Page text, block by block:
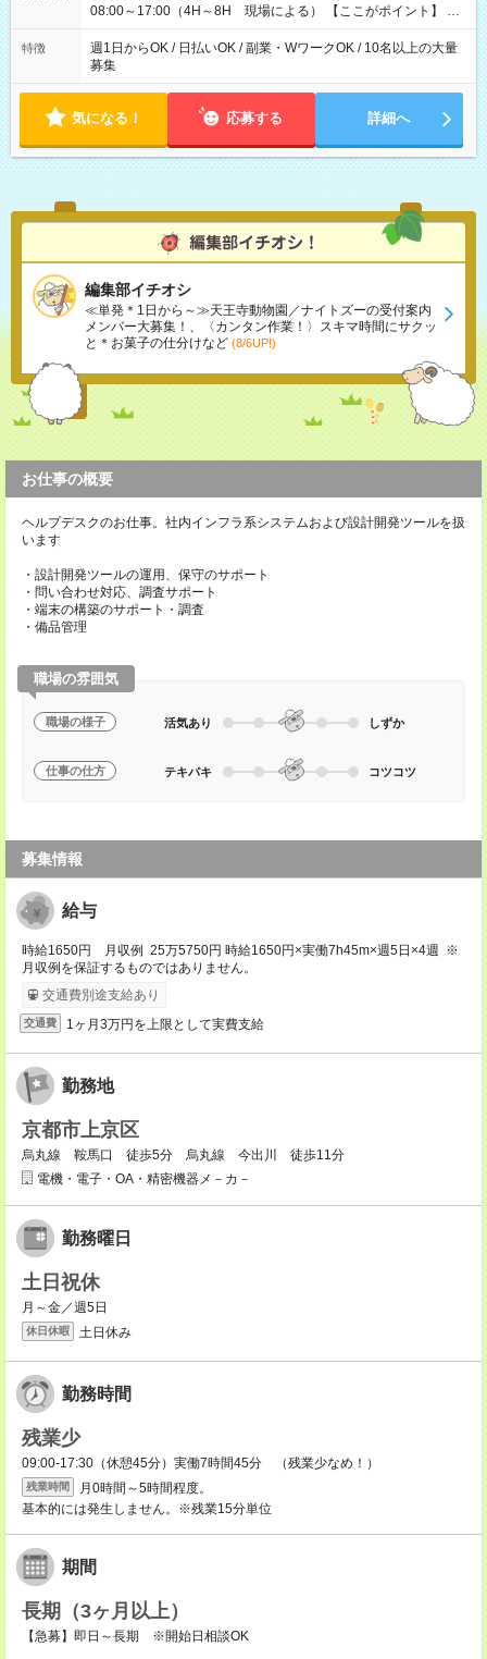
日でレギュラー勤務(勤続1年) 1現場/7.200×2現場＝日給14.400
る」などをして月に40万以上を稼ぐ人も☆ ◆支払い方法：日払
い・週払い・月3回払いが選択可能 【試用期間】試用期間なし
08:00～17:00（4H～8H 現場による） 【ここがポイント】 ◆
給与の日給保障あり！ 「4時間の現場」が「1時間」で終わった
時も給料変わらず！ 「4時間の現場」のお給料をお支払いします
♪ 1日にたくさんの現場をこなせば、高収入を実現可能！
特徴
週1日からOK / 日払いOK / 副業・WワークOK / 10名以上の大量
募集
気になる！ 応募する 詳細へ
編集部イチオシ
≪単発＊1日から～≫天王寺動物園／ナイトズーの受付案内
メンバー大募集！、〈カンタン作業！〉スキマ時間にサクッ
と＊お菓子の仕分けなど (8/6UP!)
お仕事の概要
ヘルプデスクのお仕事。社内インフラ系システムおよび設計開発ツールを扱
います
・設計開発ツールの運用、保守のサポート
・問い合わせ対応、調査サポート
・端末の構築のサポート・調査
・備品管理
職場の雰囲気
職場の様子 活気あり しずか
仕事の仕方 テキパキ コツコツ
募集情報
給与
時給1650円 月収例 25万5750円 時給1650円×実働7h45m×週5日×4週 ※
月収例を保証するものではありません。
交通費別途支給あり
交通費 1ヶ月3万円を上限として実費支給
勤務地
京都市上京区
烏丸線 鞍馬口 徒歩5分 烏丸線 今出川 徒歩11分
電機・電子・OA・精密機器メ－カ－
勤務曜日
土日祝休
月～金／週5日
休日休暇 土日休み
勤務時間
残業少
09:00-17:30（休憩45分）実働7時間45分 （残業少なめ！）
残業時間
月0時間～5時間程度。
基本的には発生しません。※残業15分単位
期間
長期（3ヶ月以上）
【急募】即日～長期 ※開始日相談OK